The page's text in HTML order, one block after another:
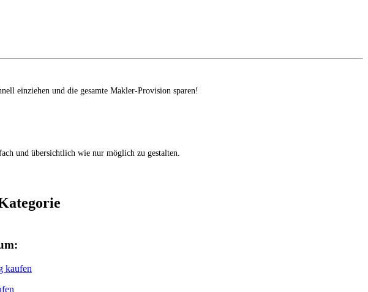
einziehen und die gesamte Makler-Provision sparen!
und übersichtlich wie nur möglich zu gestalten.
kaufen